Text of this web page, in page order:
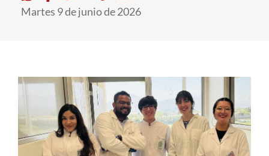
Pregrado
Estudiantes
Académicos
Funcionarios
Martes 9 de junio de 2026